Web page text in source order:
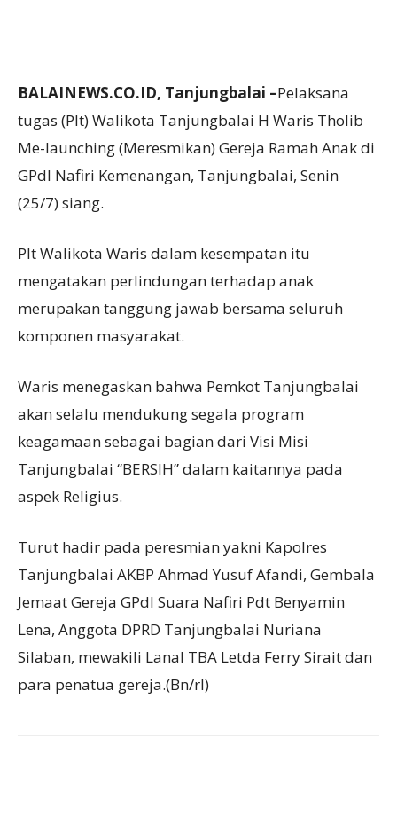
BALAINEWS.CO.ID, Tanjungbalai –Pelaksana
tugas (Plt) Walikota Tanjungbalai H Waris Tholib
Me-launching (Meresmikan) Gereja Ramah Anak di
GPdI Nafiri Kemenangan, Tanjungbalai, Senin
(25/7) siang.
Plt Walikota Waris dalam kesempatan itu
mengatakan perlindungan terhadap anak
merupakan tanggung jawab bersama seluruh
komponen masyarakat.
Waris menegaskan bahwa Pemkot Tanjungbalai
akan selalu mendukung segala program
keagamaan sebagai bagian dari Visi Misi
Tanjungbalai “BERSIH” dalam kaitannya pada
aspek Religius.
Turut hadir pada peresmian yakni Kapolres
Tanjungbalai AKBP Ahmad Yusuf Afandi, Gembala
Jemaat Gereja GPdI Suara Nafiri Pdt Benyamin
Lena, Anggota DPRD Tanjungbalai Nuriana
Silaban, mewakili Lanal TBA Letda Ferry Sirait dan
para penatua gereja.(Bn/rl)